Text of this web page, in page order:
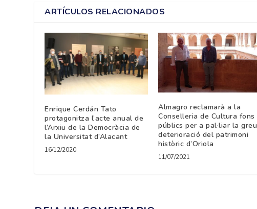
ARTÍCULOS RELACIONADOS
Enrique Cerdán Tato
protagonitza l’acte anual de
l’Arxiu de la Democràcia de
la Universitat d’Alacant
16/12/2020
Almagro reclamarà a la
Conselleria de Cultura fons
públics per a pal·liar la greu
deterioració del patrimoni
històric d’Oriola
11/07/2021